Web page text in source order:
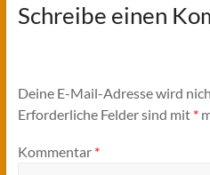
Schreibe einen
Deine E-Mail-Adresse wird
Erforderliche Felder sind mit *
Kommentar *